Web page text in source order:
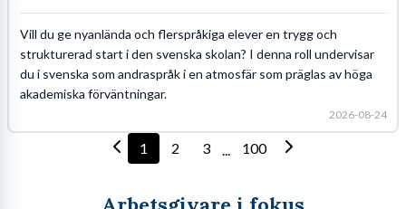
Vill du ge nyanlända och flerspråkiga elever en trygg och
strukturerad start i den svenska skolan? I denna roll undervisar
du i svenska som andraspråk i en atmosfär som präglas av höga
akademiska förväntningar.
2026-08-24
1 2 3 ... 100